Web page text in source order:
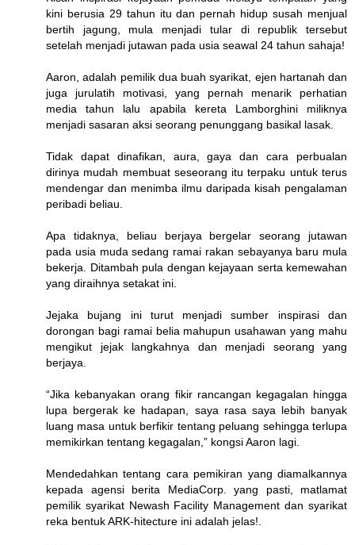
kini berusia 29 tahun itu dan pernah hidup susah menjual
bertih jagung, mula menjadi tular di republik tersebut
setelah menjadi jutawan pada usia seawal 24 tahun sahaja!
Aaron, adalah pemilik dua buah syarikat, ejen hartanah dan
juga jurulatih motivasi, yang pernah menarik perhatian
media tahun lalu apabila kereta Lamborghini miliknya
menjadi sasaran aksi seorang penunggang basikal lasak.
Tidak dapat dinafikan, aura, gaya dan cara perbualan
dirinya mudah membuat seseorang itu terpaku untuk terus
mendengar dan menimba ilmu daripada kisah pengalaman
peribadi beliau.
Apa tidaknya, beliau berjaya bergelar seorang jutawan
pada usia muda sedang ramai rakan sebayanya baru mula
bekerja. Ditambah pula dengan kejayaan serta kemewahan
yang diraihnya setakat ini.
Jejaka bujang ini turut menjadi sumber inspirasi dan
dorongan bagi ramai belia mahupun usahawan yang mahu
mengikut jejak langkahnya dan menjadi seorang yang
berjaya.
“Jika kebanyakan orang fikir rancangan kegagalan hingga
lupa bergerak ke hadapan, saya rasa saya lebih banyak
luang masa untuk berfikir tentang peluang sehingga terlupa
memikirkan tentang kegagalan,” kongsi Aaron lagi.
Mendedahkan tentang cara pemikiran yang diamalkannya
kepada agensi berita MediaCorp. yang pasti, matlamat
pemilik syarikat Newash Facility Management dan syarikat
reka bentuk ARK-hitecture ini adalah jelas!.